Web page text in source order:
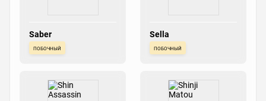
Saber
побочный
Sella
побочный